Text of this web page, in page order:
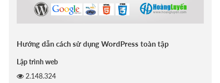
Hướng dẫn cách sử dụng WordPress toàn tập
Lập trình web
2.148.324